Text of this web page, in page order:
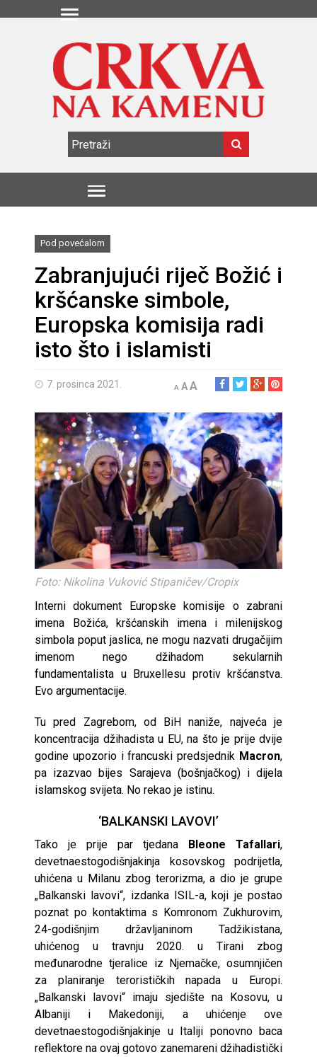
Pod povećalom
Zabranjujući riječ Božić i
kršćanske simbole,
Europska komisija radi
isto što i islamisti
7. prosinca 2021. A AA
Foto: Nikolina Vuković Stipaničev/Cropix
Interni dokument Europske komisije o zabrani
imena Božića, kršćanskih imena i milenijskog
simbola poput jaslica, ne mogu nazvati drugačijim
imenom nego džihadom sekularnih
fundamentalista u Bruxellesu protiv kršćanstva.
Evo argumentacije.
Tu pred Zagrebom, od BiH naniže, najveća je
koncentracija džihadista u EU, na što je prije dvije
godine upozorio i francuski predsjednik Macron,
pa izazvao bijes Sarajeva (bošnjačkog) i dijela
islamskog svijeta. No rekao je istinu.
‘BALKANSKI LAVOVI’
Tako je prije par tjedana Bleone Tafallari,
devetnaestogodišnjakinja kosovskog podrijetla,
uhićena u Milanu zbog terorizma, a dio je grupe
„Balkanski lavovi“, izdanka ISIL-a, koji je postao
poznat po kontaktima s Komronom Zukhurovim,
24-godišnjim državljaninom Tadžikistana,
uhićenog u travnju 2020. u Tirani zbog
međunarodne tjeralice iz Njemačke, osumnjičen
za planiranje terorističkih napada u Europi.
„Balkanski lavovi“ imaju sjedište na Kosovu, u
Albaniji i Makedoniji, a uhićenje ove
devetnaestogodišnjakinje u Italiji ponovno baca
reflektore na ovaj gotovo zanemareni džihadistički